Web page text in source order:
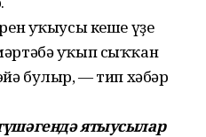
уҡыусы кеше үҙе
уҡып сыҡҡан
булыр, — тип хәбәр
ятыусылар